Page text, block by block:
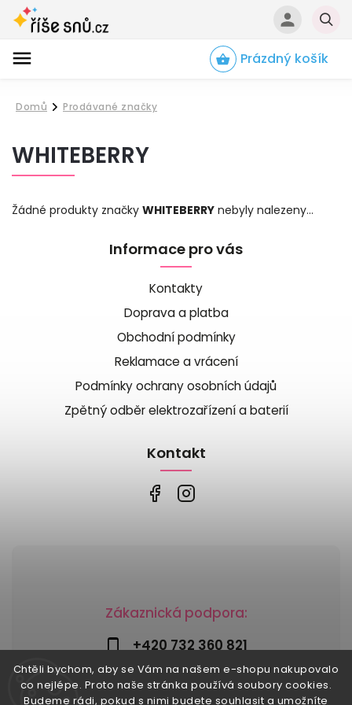
Chtěli bychom, aby se Vám na našem e-shopu nakupovalo
co nejlépe. Proto naše stránka používá soubory cookies.
Budeme rádi, pokud s nimi budete souhlasit a umožníte
Prázdný košík
Domů
/
Prodávané značky
WHITEBERRY
Žádné produkty značky WHITEBERRY nebyly nalezeny...
Zákaznická podpora:
+420 732 360 821
info@risesnu.cz
Informace pro vás
Kontakty
Doprava a platba
Obchodní podmínky
Reklamace a vrácení
Podmínky ochrany osobních údajů
Zpětný odběr elektrozařízení a baterií
Kontakt